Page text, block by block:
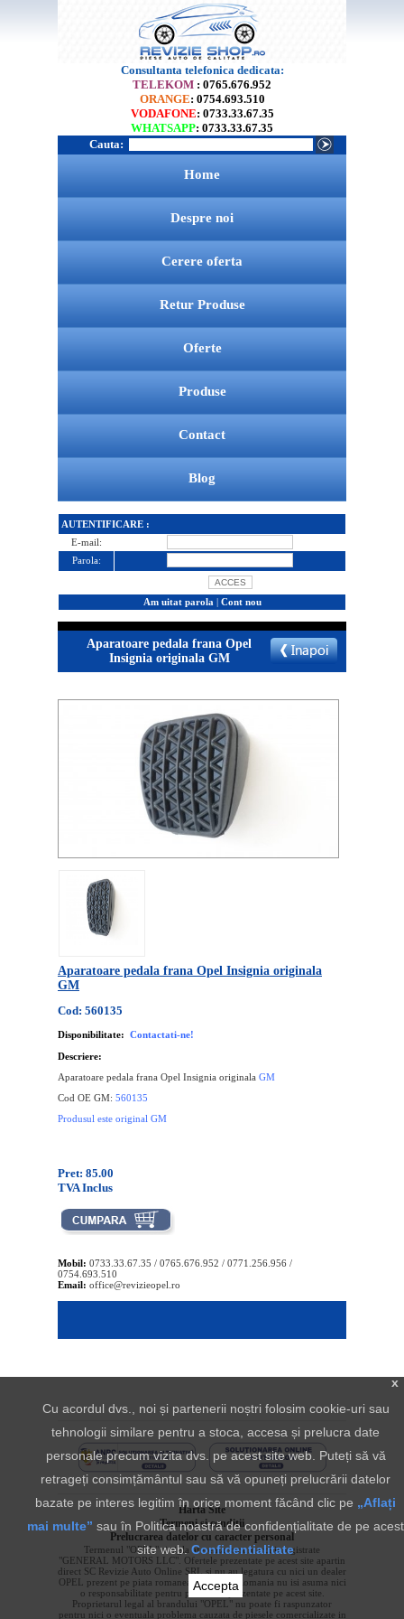
Consultanta telefonica dedicata:
TELEKOM : 0765.676.952
ORANGE: 0754.693.510
VODAFONE: 0733.33.67.35
WHATSAPP: 0733.33.67.35
Cauta:
Home
Despre noi
Cerere oferta
Retur Produse
Oferte
Produse
Contact
Blog
AUTENTIFICARE :
E-mail:
Parola:
Am uitat parola | Cont nou
Aparatoare pedala frana Opel
Insignia originala GM
Aparatoare pedala frana Opel Insignia originala
GM
Cod: 560135
Disponibilitate: Contactati-ne!
Descriere:
Aparatoare pedala frana Opel Insignia originala GM
Cod OE GM: 560135
Produsul este original GM
Pret: 85.00
TVA Inclus
Mobil: 0733.33.67.35 / 0765.676.952 / 0771.256.956 /
0754.693.510
Email: office@revizieopel.ro
Harta Site
Termeni si conditii
Prelucrarea datelor cu caracter personal
Termenul "OPEL" si sigla aferenta sunt marci inregistrate
"GENERAL MOTORS LLC". Ofertele prezentate pe acest site apartin
direct SC Revizie Auto Online SRL si nu au legatura cu nici un dealer
OPEL prezent pe piata romaneasca. OPEL Romania nu isi asuma nici
o responsabilitate pentru produsele prezentate pe acest site.
Proprietarul legal al brandului "OPEL" nu poate fi raspunzator
pentru nici o eventuala problema cauzata de piesele comercializate in
x
Cu acordul dvs., noi și partenerii noștri folosim cookie-uri sau
tehnologii similare pentru a stoca, accesa și prelucra date
personale precum vizita dvs. pe acest site web. Puteți să vă
retrageți consimțământul sau să vă opuneți prelucrării datelor
bazate pe interes legitim în orice moment făcând clic pe „Aflați
mai multe” sau în Politica noastră de confidențialitate de pe acest
site web.Confidentialitate
Accepta